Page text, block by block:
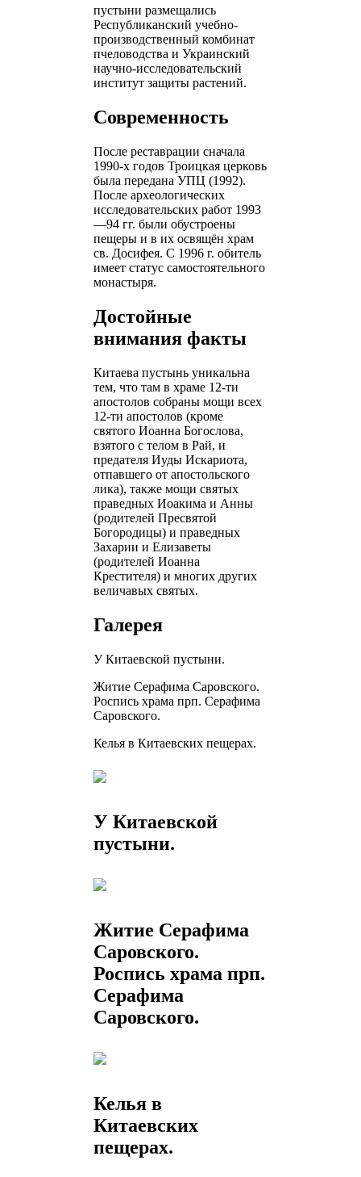
пустыни размещались
Республиканский учебно-
производственный комбинат
пчеловодства и Украинский
научно-исследовательский
институт защиты растений.
Современность
После реставрации сначала
1990-х годов Троицкая церковь
была передана УПЦ (1992).
После археологических
исследовательских работ 1993
—94 гг. были обустроены
пещеры и в их освящён храм
св. Досифея. С 1996 г. обитель
имеет статус самостоятельного
монастыря.
Достойные
внимания факты
Китаева пустынь уникальна
тем, что там в храме 12-ти
апостолов собраны мощи всех
12-ти апостолов (кроме
святого Иоанна Богослова,
взятого с телом в Рай, и
предателя Иуды Искариота,
отпавшего от апостольского
лика), также мощи святых
праведных Иоакима и Анны
(родителей Пресвятой
Богородицы) и праведных
Захарии и Елизаветы
(родителей Иоанна
Крестителя) и многих других
величавых святых.
Галерея
У Китаевской пустыни.
Житие Серафима Саровского.
Роспись храма прп. Серафима
Саровского.
Келья в Китаевских пещерах.
У Китаевской
пустыни.
Житие Серафима
Саровского.
Роспись храма прп.
Серафима
Саровского.
Келья в
Китаевских
пещерах.